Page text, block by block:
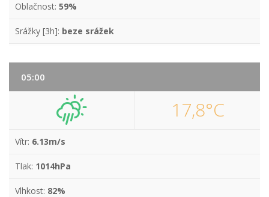
Oblačnost: 59%
Srážky [3h]: beze srážek
05:00
17,8°C
Vítr: 6.13m/s
Tlak: 1014hPa
Vlhkost: 82%